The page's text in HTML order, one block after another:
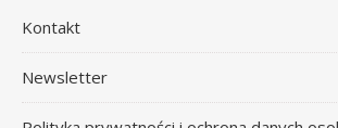
Kontakt
Newsletter